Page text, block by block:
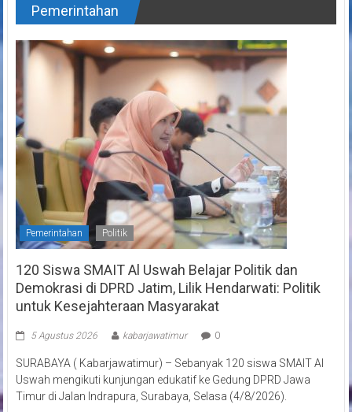
Pemerintahan
Pemerintahan Politik
120 Siswa SMAIT Al Uswah Belajar Politik dan
Demokrasi di DPRD Jatim, Lilik Hendarwati: Politik
untuk Kesejahteraan Masyarakat
5 Agustus 2026 kabarjawatimur 0
SURABAYA ( Kabarjawatimur) – Sebanyak 120 siswa SMAIT Al
Uswah mengikuti kunjungan edukatif ke Gedung DPRD Jawa
Timur di Jalan Indrapura, Surabaya, Selasa (4/8/2026).